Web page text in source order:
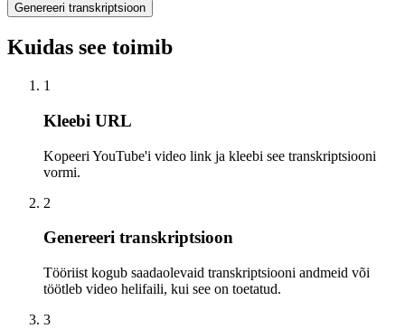
Genereeri transkriptsioon
Kuidas see toimib
1
Kleebi URL
Kopeeri YouTube'i video link ja kleebi see transkriptsiooni
vormi.
2
Genereeri transkriptsioon
Tööriist kogub saadaolevaid transkriptsiooni andmeid või
töötleb video helifaili, kui see on toetatud.
3